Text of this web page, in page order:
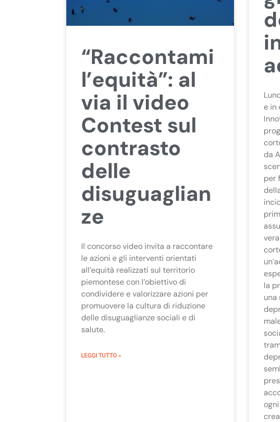
“Raccontami
l’equità”: al
via il video
Contest sul
contrasto
delle
disuguaglian
ze
Il concorso video invita a raccontare
le azioni e gli interventi orientati
all’equità realizzati sul territorio
piemontese con l’obiettivo di
condividere e valorizzare azioni per
promuovere la cultura di riduzione
delle disuguaglianze sociali e di
salute.
LEGGI TUTTO »
e in
da
per
la
una